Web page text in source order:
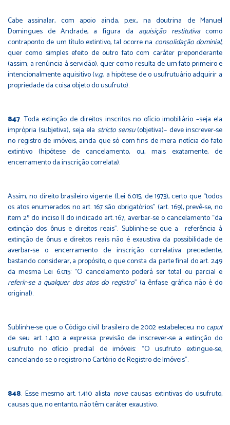
Cabe assinalar, com apoio ainda, p.ex., na doutrina de Manuel
Domingues de Andrade, a figura da aquisição restitutivacomo
contraponto de um título extintivo, tal ocorre na consolidação dominial,
quer como simples efeito de outro fato com caráter preponderante
(assim, a renúncia à servidão), quer como resulta de um fato primeiro e
intencionalmente aquisitivo (v.g., a hipótese de o usufrutuário adquirir a
propriedade da coisa objeto do usufruto).
847. Toda extinção de direitos inscritos no ofício imobiliário –seja ela
imprópria (subjetiva), seja ela stricto sensu(objetiva)– deve inscrever-se
no registro de imóveis, ainda que só com fins de mera notícia do fato
extintivo (hipótese de cancelamento, ou, mais exatamente, de
encerramento da inscrição correlata).
Assim, no direito brasileiro vigente (Lei 6.015, de 1973), certo que “todos
os atos enumerados no art. 167 são obrigatórios” (art. 169), prevê-se, no
item 2º do inciso II do indicado art. 167, averbar-se o cancelamento “da
extinção dos ônus e direitos reais”. Sublinhe-se que a referência à
extinção de ônus e direitos reais não é exaustiva da possibilidade de
averbar-se o encerramento de inscrição correlativa precedente,
bastando considerar, a propósito, o que consta da parte final do art. 249
da mesma Lei 6.015: “O cancelamento poderá ser total ou parcial e
referir-se a qualquer dos atos do registro” (a ênfase gráfica não é do
original).
Sublinhe-se que o Código civil brasileiro de 2002 estabeleceu no caput
de seu art. 1.410 a expressa previsão de inscrever-se a extinção do
usufruto no ofício predial de imóveis: “O usufruto extingue-se,
cancelando-se o registro no Cartório de Registro de Imóveis”.
848. Esse mesmo art. 1.410 alista novecausas extintivas do usufruto,
causas que, no entanto, não têm caráter exaustivo.